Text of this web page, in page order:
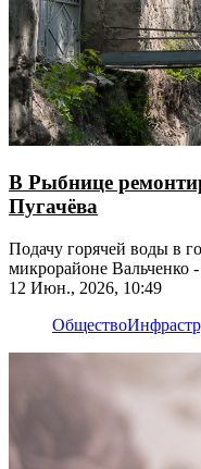
В Рыбнице
Пугачёва
Подачу горячей воды в
микрорайоне Вальченко
12 Июн., 2026, 10:49
Общество